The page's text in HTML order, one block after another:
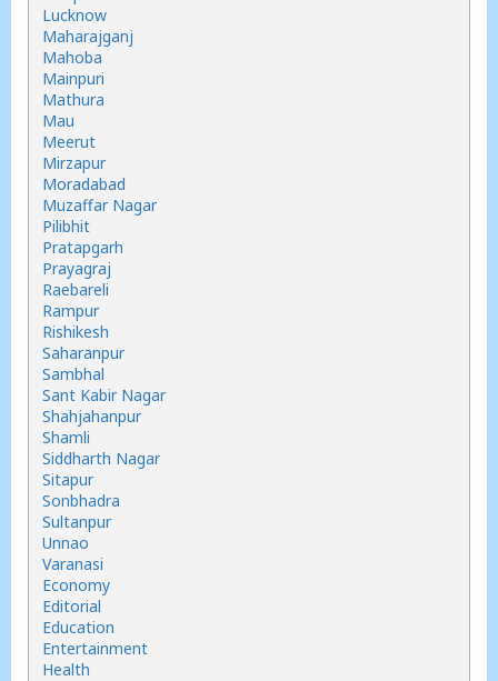
Lucknow
Maharajganj
Mahoba
Mainpuri
Mathura
Mau
Meerut
Mirzapur
Moradabad
Muzaffar Nagar
Pilibhit
Pratapgarh
Prayagraj
Raebareli
Rampur
Rishikesh
Saharanpur
Sambhal
Sant Kabir Nagar
Shahjahanpur
Shamli
Siddharth Nagar
Sitapur
Sonbhadra
Sultanpur
Unnao
Varanasi
Economy
Editorial
Education
Entertainment
Health